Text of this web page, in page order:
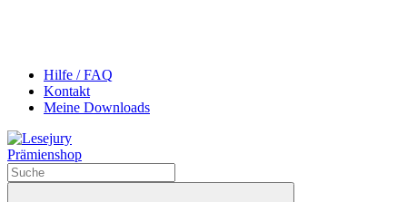
Hilfe / FAQ
Kontakt
Meine Downloads
Prämienshop